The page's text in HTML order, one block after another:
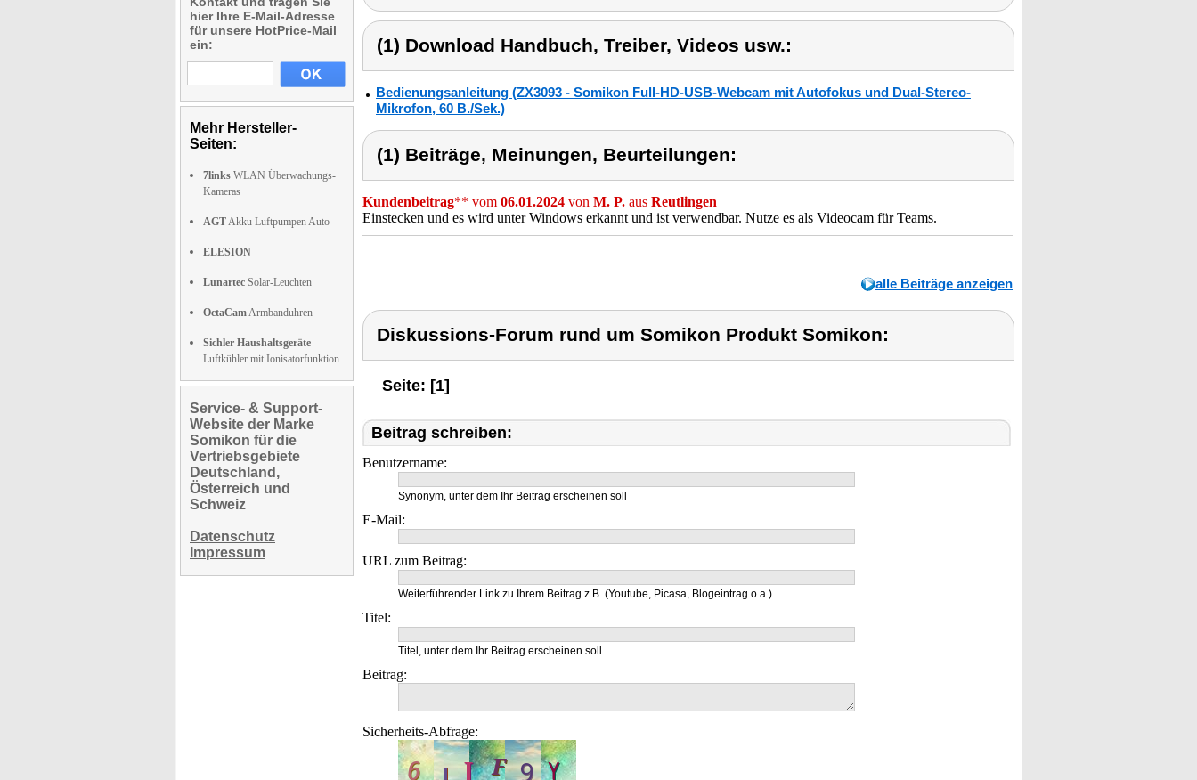
hier Ihre E-Mail-Adresse
für unsere HotPrice-Mail
ein:
Mehr Hersteller-
Seiten:
7links WLAN Überwachungs-
Kameras
AGTAkku Luftpumpen Auto
ELESION
Lunartec Solar-Leuchten
OctaCamArmbanduhren
Sichler Haushaltsgeräte
Luftkühler mit Ionisatorfunktion
Service- & Support-
Website der Marke
Somikon für die
Vertriebsgebiete
Deutschland,
Österreich und
Schweiz
Datenschutz
Impressum
(1) Download Handbuch, Treiber, Videos usw.:
Bedienungsanleitung (ZX3093 - Somikon Full-HD-USB-Webcam mit Autofokus und Dual-Stereo-
Mikrofon, 60 B./Sek.)
(1) Beiträge, Meinungen, Beurteilungen:
Kundenbeitrag** vom 06.01.2024 von M. P. aus Reutlingen
Einstecken und es wird unter Windows erkannt und ist verwendbar. Nutze es als Videocam für Teams.
alle Beiträge anzeigen
Diskussions-Forum rund um Somikon Produkt Somikon:
Seite: [1]
Beitrag schreiben:
Benutzername:
Synonym, unter dem Ihr Beitrag erscheinen soll
E-Mail:
URL zum Beitrag:
Weiterführender Link zu Ihrem Beitrag z.B. (Youtube, Picasa, Blogeintrag o.a.)
Titel:
Titel, unter dem Ihr Beitrag erscheinen soll
Beitrag:
Sicherheits-Abfrage: